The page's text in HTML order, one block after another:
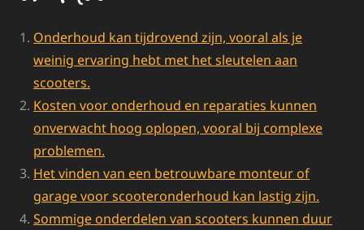
Onderhoud kan tijdrovend zijn, vooral als je
weinig ervaring hebt met het sleutelen aan
scooters.
Kosten voor onderhoud en reparaties kunnen
onverwacht hoog oplopen, vooral bij complexe
problemen.
Het vinden van een betrouwbare monteur of
garage voor scooteronderhoud kan lastig zijn.
Sommige onderdelen van scooters kunnen duur